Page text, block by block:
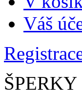
Váš
ŠPERKY